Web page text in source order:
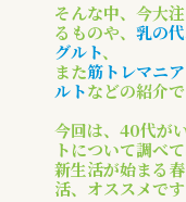
そんな中、今大
るものや、 乳の
グルト、
また筋トレマニ
ルトなどの紹介で
今回は、40代が
トについて調べて
新生活が始まる
活、オススメです